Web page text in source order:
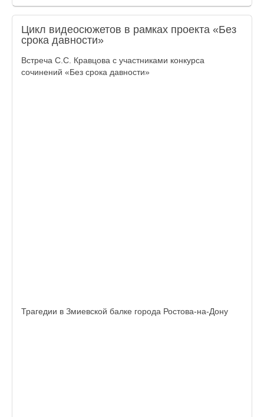
Цикл видеосюжетов в рамках проекта «Без
срока давности»
Встреча С.С. Кравцова с участниками конкурса
сочинений «Без срока давности»
Трагедии в Змиевской балке города Ростова-на-Дону